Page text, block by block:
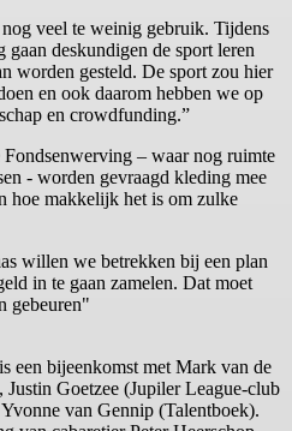
veel te weinig gebruik. Tijdens
deskundigen de sport leren
worden gesteld. De sport zou hier
en ook daarom hebben we op
en crowdfunding.”
– waar nog ruimte
- worden gevraagd kleding mee
hoe makkelijk het is om zulke
willen we betrekken bij een plan
in te gaan zamelen. Dat moet
gebeuren"
een bijeenkomst met Mark van de
Goetzee (Jupiler League-club
van Gennip (Talentboek).